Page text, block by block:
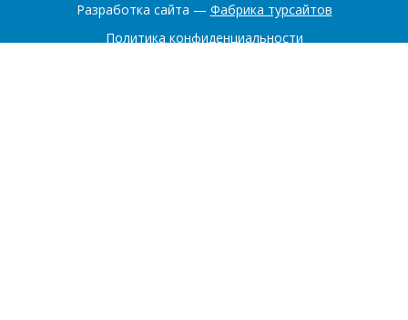
Разработка сайта — Фабрика турсайтов
Политика конфиденциальности